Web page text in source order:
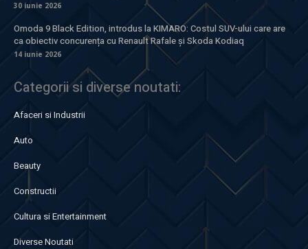
30 iunie 2026
Omoda 9 Black Edition, introdus la KIMARO: Costul SUV-ului care are
ca obiectiv concurența cu Renault Rafale și Skoda Kodiaq
14 iunie 2026
Categorii si diverse noutati:
Afaceri si Industrii
Auto
Beauty
Constructii
Cultura si Entertainment
Diverse Noutati